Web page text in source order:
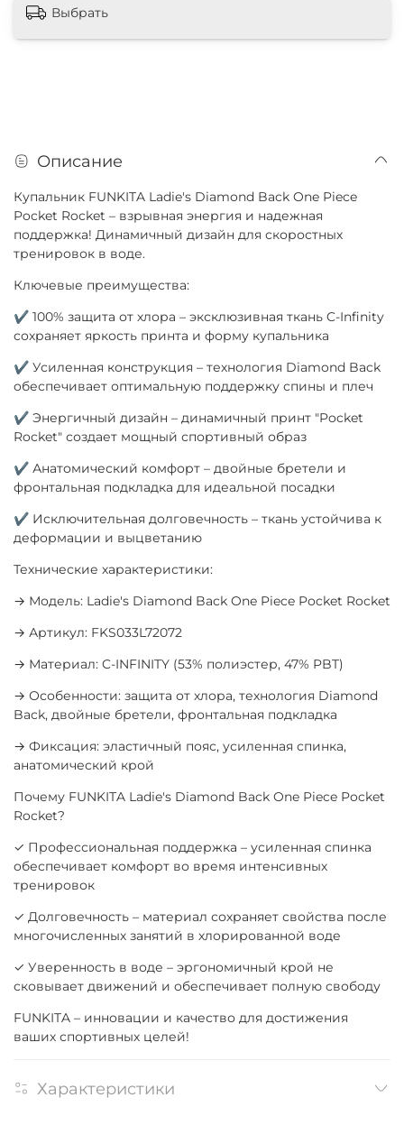
Выбрать
Описание
Купальник FUNKITA Ladie's Diamond Back One Piece
Pocket Rocket – взрывная энергия и надежная
поддержка! Динамичный дизайн для скоростных
тренировок в воде.
Ключевые преимущества:
✔ 100% защита от хлора – эксклюзивная ткань C-Infinity
сохраняет яркость принта и форму купальника
✔ Усиленная конструкция – технология Diamond Back
обеспечивает оптимальную поддержку спины и плеч
✔ Энергичный дизайн – динамичный принт "Pocket
Rocket" создает мощный спортивный образ
✔ Анатомический комфорт – двойные бретели и
фронтальная подкладка для идеальной посадки
✔ Исключительная долговечность – ткань устойчива к
деформации и выцветанию
Технические характеристики:
→ Модель: Ladie's Diamond Back One Piece Pocket Rocket
→ Артикул: FKS033L72072
→ Материал: C-INFINITY (53% полиэстер, 47% PBT)
→ Особенности: защита от хлора, технология Diamond
Back, двойные бретели, фронтальная подкладка
→ Фиксация: эластичный пояс, усиленная спинка,
анатомический крой
Почему FUNKITA Ladie's Diamond Back One Piece Pocket
Rocket?
✓ Профессиональная поддержка – усиленная спинка
обеспечивает комфорт во время интенсивных
тренировок
✓ Долговечность – материал сохраняет свойства после
многочисленных занятий в хлорированной воде
✓ Уверенность в воде – эргономичный крой не
сковывает движений и обеспечивает полную свободу
FUNKITA – инновации и качество для достижения
ваших спортивных целей!
Характеристики